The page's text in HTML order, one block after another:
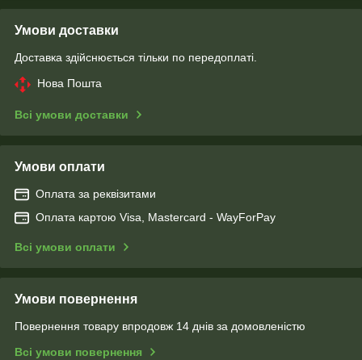
Умови доставки
Доставка здійснюється тільки по передоплаті.
Нова Пошта
Всі умови доставки
Умови оплати
Оплата за реквізитами
Оплата картою Visa, Mastercard - WayForPay
Всі умови оплати
Умови повернення
Повернення товару впродовж 14 днів за домовленістю
Всі умови повернення